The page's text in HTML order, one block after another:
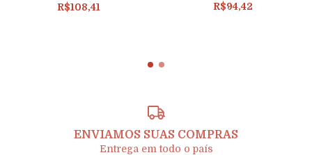
R$108,41 R$94,42
ENVIAMOS SUAS COMPRAS
Entrega em todo o país